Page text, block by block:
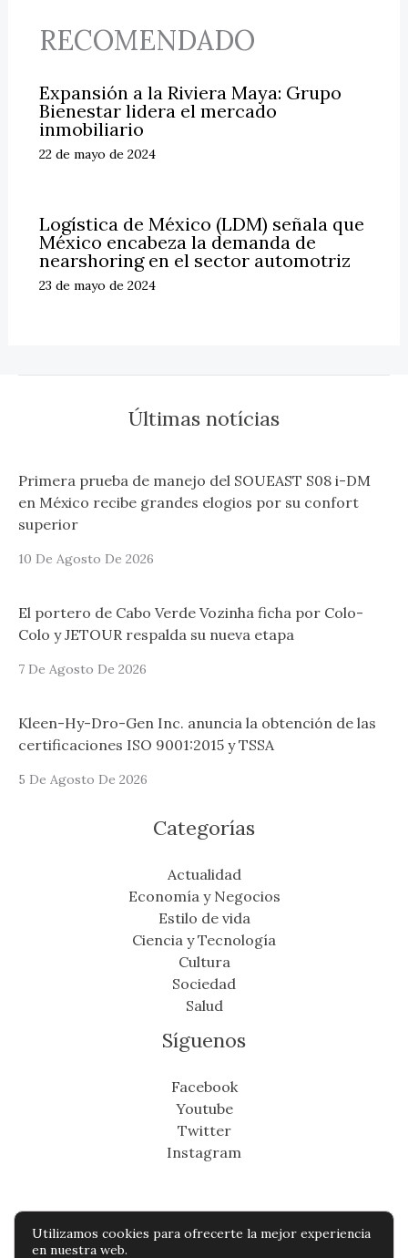
RECOMENDADO
Expansión a la Riviera Maya: Grupo
Bienestar lidera el mercado
inmobiliario
22 de mayo de 2024
Logística de México (LDM) señala que
México encabeza la demanda de
nearshoring en el sector automotriz
23 de mayo de 2024
Últimas notícias
Primera prueba de manejo del SOUEAST S08 i-DM
en México recibe grandes elogios por su confort
superior
10 De Agosto De 2026
El portero de Cabo Verde Vozinha ficha por Colo-
Colo y JETOUR respalda su nueva etapa
7 De Agosto De 2026
Kleen-Hy-Dro-Gen Inc. anuncia la obtención de las
certificaciones ISO 9001:2015 y TSSA
5 De Agosto De 2026
Categorías
Actualidad
Economía y Negocios
Estilo de vida
Ciencia y Tecnología
Cultura
Sociedad
Salud
Síguenos
Facebook
Youtube
Twitter
Instagram
Copyright © Todos os direitos reservados -
Utilizamos cookies para ofrecerte la mejor experiencia
en nuestra web.